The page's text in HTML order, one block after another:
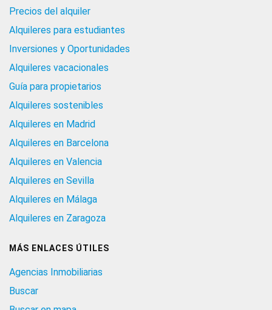
Precios del alquiler
Alquileres para estudiantes
Inversiones y Oportunidades
Alquileres vacacionales
Guía para propietarios
Alquileres sostenibles
Alquileres en Madrid
Alquileres en Barcelona
Alquileres en Valencia
Alquileres en Sevilla
Alquileres en Málaga
Alquileres en Zaragoza
MÁS ENLACES ÚTILES
Agencias Inmobiliarias
Buscar